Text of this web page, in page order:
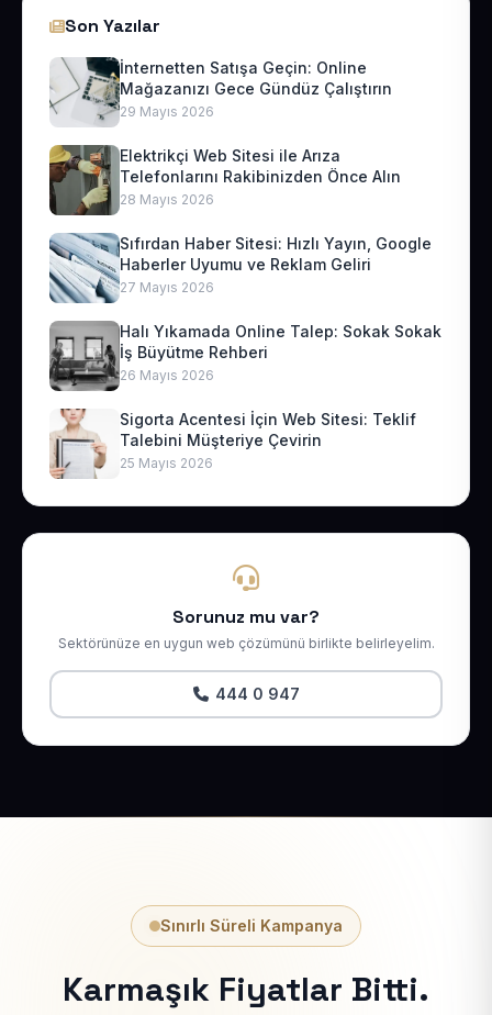
Son Yazılar
İnternetten Satışa Geçin: Online
Mağazanızı Gece Gündüz Çalıştırın
29 Mayıs 2026
Elektrikçi Web Sitesi ile Arıza
Telefonlarını Rakibinizden Önce Alın
28 Mayıs 2026
Sıfırdan Haber Sitesi: Hızlı Yayın, Google
Haberler Uyumu ve Reklam Geliri
27 Mayıs 2026
Halı Yıkamada Online Talep: Sokak Sokak
İş Büyütme Rehberi
26 Mayıs 2026
Sigorta Acentesi İçin Web Sitesi: Teklif
Talebini Müşteriye Çevirin
25 Mayıs 2026
Sorunuz mu var?
Sektörünüze en uygun web çözümünü birlikte belirleyelim.
444 0 947
Sınırlı Süreli Kampanya
Karmaşık Fiyatlar Bitti.